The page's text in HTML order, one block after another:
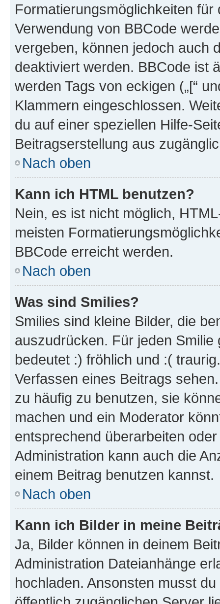
Formatierungsmöglichkeiten
Verwendung von BBCode
vergeben, können jedoch auch
deaktiviert werden. BBCode ist
werden Tags von eckigen („[“
Klammern eingeschlossen.
du auf einer speziellen Hilfe-
Beitragserstellung aus
Nach oben
Kann ich HTML benutzen?
Nein, es ist nicht möglich,
meisten
BBCode erreicht werden.
Nach oben
Was sind Smilies?
Smilies sind kleine Bilder, die
auszudrücken. Für jeden
bedeutet :) fröhlich und :(
Verfassen eines Beitrags
zu häufig zu benutzen, sie
machen und ein Moderator
entsprechend überarbeiten
Administration kann auch die
einem Beitrag benutzen kannst.
Nach oben
Kann ich Bilder in meine
Ja, Bilder können in deinem
Administration Dateianhänge
hochladen. Ansonsten musst